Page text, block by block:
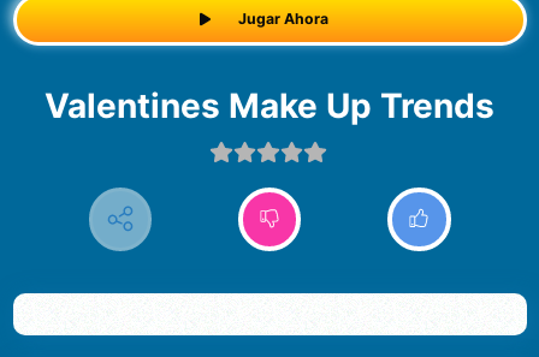
Jugar Ahora
Valentines Make Up Trends